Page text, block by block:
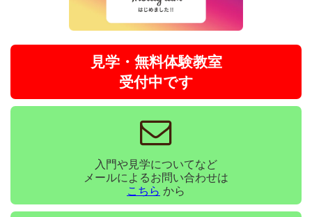
見学・無料体験教室
受付中です
入門や見学についてなど
メールによるお問い合わせは
こちら から